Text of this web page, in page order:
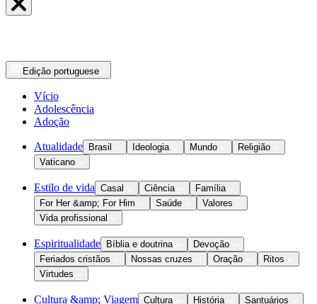
Edição portuguese
Vício
Adolescência
Adoção
Atualidade Brasil Ideologia Mundo
Religião
Vaticano
Estilo de vida Casal Ciência
Família
For Her &amp; For Him
Saúde
Valores
Vida profissional
Espiritualidade Bíblia e doutrina
Devoção
Feriados cristãos
Nossas cruzes Oração
Ritos
Virtudes
Cultura &amp; Viagem Cultura História
Santuários